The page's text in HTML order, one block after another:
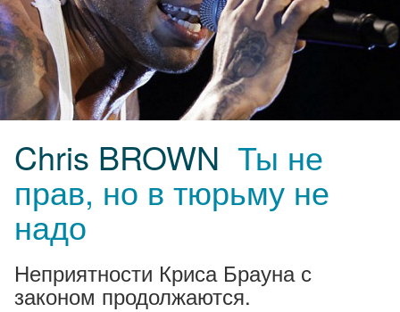
Chris BROWN Ты не
прав, но в тюрьму не
надо
Неприятности Криса Брауна с
законом продолжаются.